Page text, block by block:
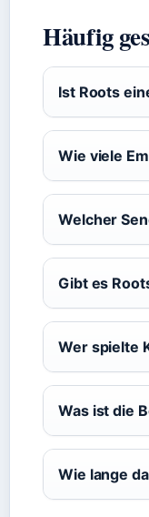
Häufig
Ist Roots
Wie viele
Welcher
Gibt es
Wer spielte
Was ist die
Wie lange